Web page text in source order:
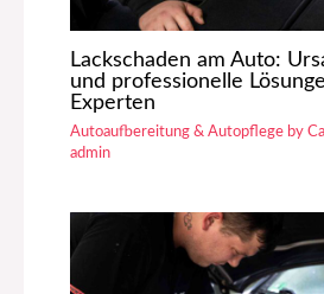
Lackschaden am Auto:
und professionelle
Experten
Autoaufbereitung & Autopflege by
admin